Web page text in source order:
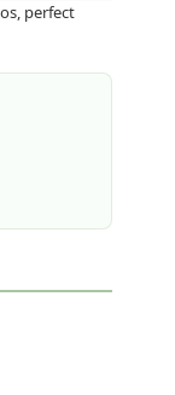
perfect